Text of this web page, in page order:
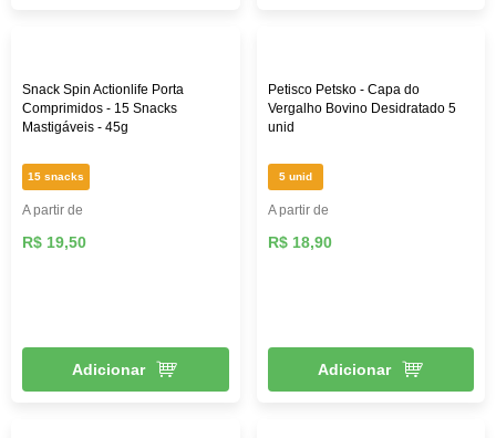
Snack Spin Actionlife Porta
Comprimidos - 15 Snacks
Mastigáveis - 45g
15 snacks
A partir de
R$ 19,50
Adicionar
Petisco Petsko - Capa do
Vergalho Bovino Desidratado 5
unid
5 unid
A partir de
R$ 18,90
Adicionar